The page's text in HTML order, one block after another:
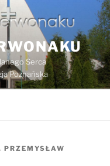
Serca
Poznańska
PRZEMYSŁAW